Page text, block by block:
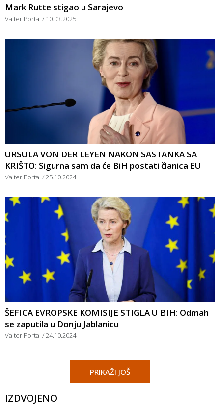
Mark Rutte stigao u Sarajevo
Valter Portal 10.03.2025
URSULA VON DER LEYEN NAKON SASTANKA SA
KRIŠTO: Sigurna sam da će BiH postati članica EU
Valter Portal 25.10.2024
ŠEFICA EVROPSKE KOMISIJE STIGLA U BIH: Odmah
se zaputila u Donju Jablanicu
Valter Portal 24.10.2024
PRIKAŽI JOŠ
IZDVOJENO